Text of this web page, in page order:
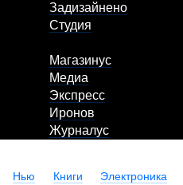
Задизайнено
Студия
Магазинус
Медиа
Экспресс
Иронов
Журналус
Нью Книги Электроника